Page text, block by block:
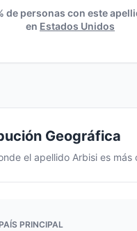
de personas con este
en Estados Unidos
Geográfica
el apellido Arbisi es más
PAÍS PRINCIPAL